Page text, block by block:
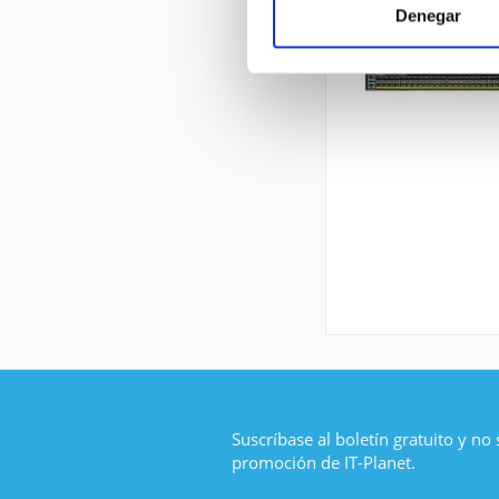
Denegar
Suscríbase al boletín gratuito y
promoción de IT-Planet.